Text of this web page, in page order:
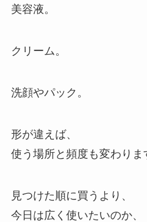
美容液。
クリーム。
洗顔やパック。
形が違えば、
使う場所と頻度も変わりま
見つけた順に買うより、
今日は広く使いたいのか、